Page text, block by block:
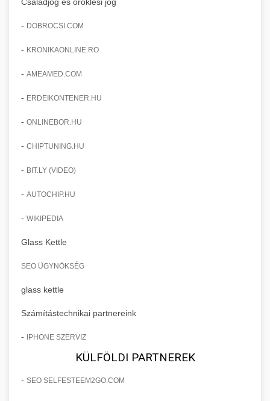
- DOBROCSI.COM
- KRONIKAONLINE.RO
- AMEAMED.COM
- ERDEIKONTENER.HU
- ONLINEBOR.HU
- CHIPTUNING.HU
- BIT.LY (VIDEO)
- AUTOCHIP.HU
- WIKIPEDIA
Glass Kettle
SEO ÜGYNÖKSÉG
glass kettle
Számítástechnikai partnereink
- IPHONE SZERVIZ
KÜLFÖLDI PARTNEREK
- SEO SELFESTEEM2GO.COM